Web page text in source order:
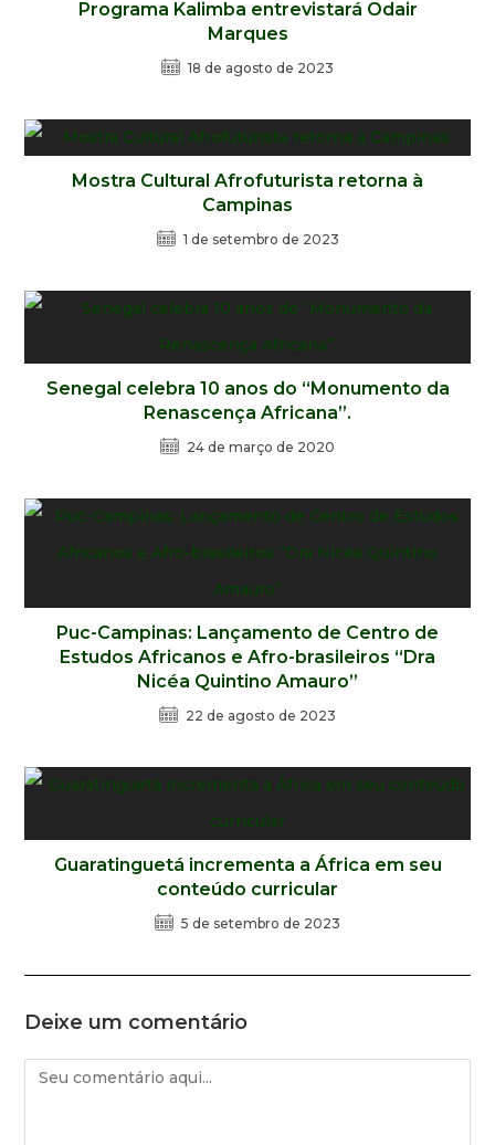
Programa Kalimba entrevistará Odair
Marques
18 de agosto de 2023
Mostra Cultural Afrofuturista retorna à
Campinas
1 de setembro de 2023
Senegal celebra 10 anos do “Monumento da
Renascença Africana”.
24 de março de 2020
Puc-Campinas: Lançamento de Centro de
Estudos Africanos e Afro-brasileiros “Dra
Nicéa Quintino Amauro”
22 de agosto de 2023
Guaratinguetá incrementa a África em seu
conteúdo curricular
5 de setembro de 2023
Deixe um comentário